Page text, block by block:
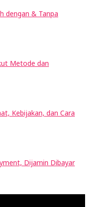
dengan & Tanpa
Metode dan
Kebijakan, dan Cara
Dijamin Dibayar